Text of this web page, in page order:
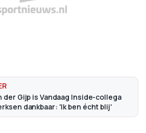
der Gijp is Vandaag Inside-collega
dankbaar: 'Ik ben écht blij'